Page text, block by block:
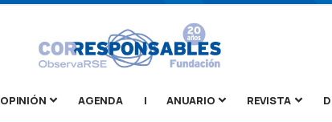
OPINIÓN AGENDA | ANUARIO REVISTA